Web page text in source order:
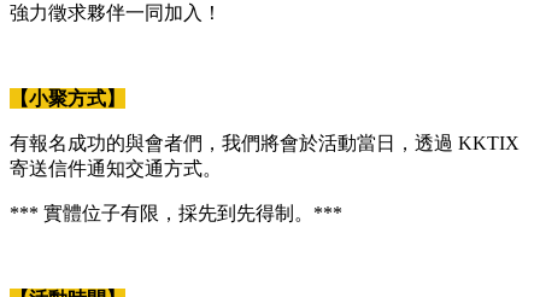
強力徵求夥伴一同加入！
【小聚方式】
有報名成功的與會者們，我們將會於活動當日，透過 KKTIX
寄送信件通知交通方式。
*** 實體位子有限，採先到先得制。***